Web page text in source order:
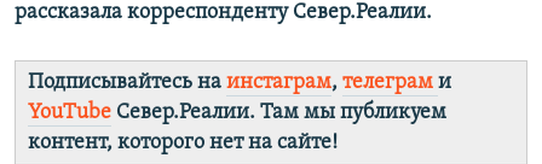
рассказала корреспонденту Север.Реалии.
Подписывайтесь на инстаграм, телеграм и
YouTube Север.Реалии. Там мы публикуем
контент, которого нет на сайте!